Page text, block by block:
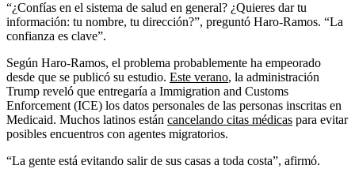
“¿Confías en el sistema de salud en general? ¿Quieres dar tu
información: tu nombre, tu dirección?”, preguntó Haro-Ramos. “La
confianza es clave”.
Según Haro-Ramos, el problema probablemente ha empeorado
desde que se publicó su estudio. Este verano, la administración
Trump reveló que entregaría a Immigration and Customs
Enforcement (ICE) los datos personales de las personas inscritas en
Medicaid. Muchos latinos están cancelando citas médicas para evitar
posibles encuentros con agentes migratorios.
“La gente está evitando salir de sus casas a toda costa”, afirmó.